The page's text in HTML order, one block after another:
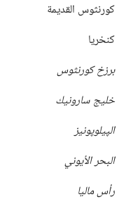
كورنثوس القديمة
كنخريا
برزخ كورنثوس
خليج سارونيك
الپيلوپونيز
البحر الأيوني
رأس ماليا